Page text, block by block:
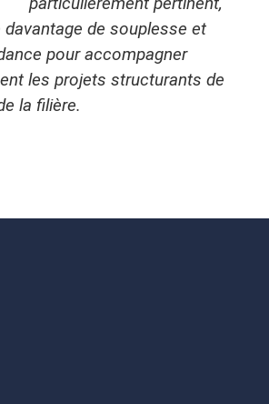
de souplesse et
pour accompagner
les projets structurants de
la filière.